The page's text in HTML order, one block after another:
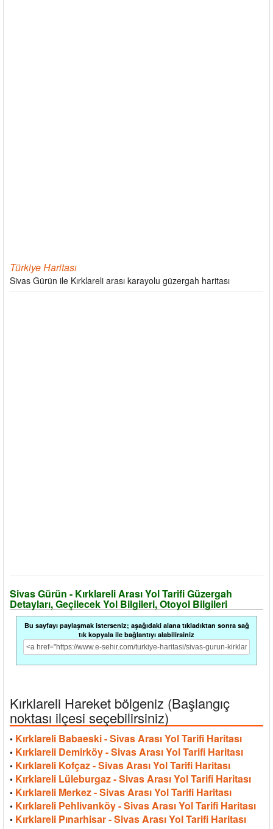
Türkiye Haritası
Sivas Gürün ile Kırklareli arası karayolu güzergah haritası
Sivas Gürün - Kırklareli Arası Yol Tarifi Güzergah
Detayları, Geçilecek Yol Bilgileri, Otoyol Bilgileri
Bu sayfayı paylaşmak isterseniz; aşağıdaki alana tıkladıktan sonra sağ
tık kopyala ile bağlantıyı alabilirsiniz
Kırklareli Hareket bölgeniz (Başlangıç
noktası ilçesi seçebilirsiniz)
• Kırklareli Babaeski - Sivas Arası Yol Tarifi Haritası
• Kırklareli Demirköy - Sivas Arası Yol Tarifi Haritası
• Kırklareli Kofçaz - Sivas Arası Yol Tarifi Haritası
• Kırklareli Lüleburgaz - Sivas Arası Yol Tarifi Haritası
• Kırklareli Merkez - Sivas Arası Yol Tarifi Haritası
• Kırklareli Pehlivanköy - Sivas Arası Yol Tarifi Haritası
• Kırklareli Pınarhisar - Sivas Arası Yol Tarifi Haritası